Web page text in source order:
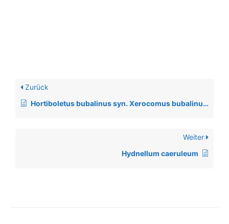
Zurück
Hortiboletus bubalinus syn. Xerocomus bubalinus, syn. Xerocomellus bubalinus, syn. Boletus bubalinus
Weiter
Hydnellum caeruleum